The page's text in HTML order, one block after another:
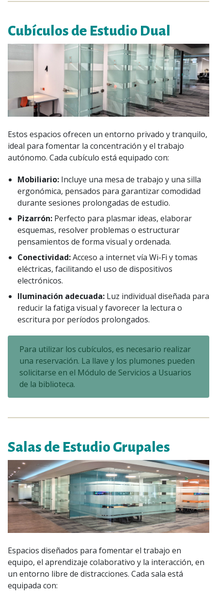
Cubículos de Estudio Dual
Estos espacios ofrecen un entorno privado y tranquilo,
ideal para fomentar la concentración y el trabajo
autónomo. Cada cubículo está equipado con:
Mobiliario: Incluye una mesa de trabajo y una silla
ergonómica, pensados para garantizar comodidad
durante sesiones prolongadas de estudio.
Pizarrón: Perfecto para plasmar ideas, elaborar
esquemas, resolver problemas o estructurar
pensamientos de forma visual y ordenada.
Conectividad:Acceso a internet vía Wi-Fi y tomas
eléctricas, facilitando el uso de dispositivos
electrónicos.
Iluminación adecuada: Luz individual diseñada para
reducir la fatiga visual y favorecer la lectura o
escritura por períodos prolongados.
Para utilizar los cubículos, es necesario realizar
una reservación. La llave y los plumones pueden
solicitarse en el Módulo de Servicios a Usuarios
de la biblioteca.
Salas de Estudio Grupales
Espacios diseñados para fomentar el trabajo en
equipo, el aprendizaje colaborativo y la interacción, en
un entorno libre de distracciones. Cada sala está
equipada con: